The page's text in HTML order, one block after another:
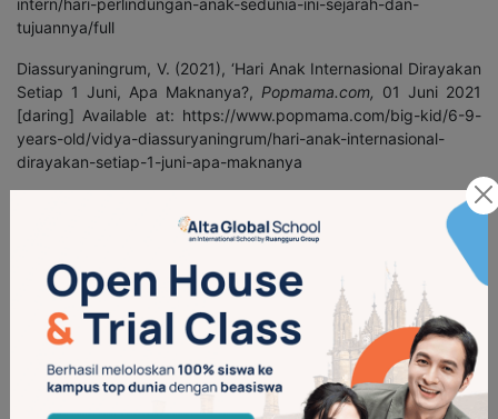
intern/hari-perlindungan-anak-sedunia-ini-sejarah-dan-
tujuannya/full
Diassuryaningrum, V. (2021), ‘Hari Anak Internasional Dirayakan
Setiap 1 Juni, Apa Maknanya?, Popmama.com, 01 Juni 2021
[daring] Available at: https://www.popmama.com/big-kid/6-9-
years-old/vidya-diassuryaningrum/hari-anak-internasional-
dirayakan-setiap-1-juni-apa-maknanya
Harismi, A. (2022), ‘Memahami Pentingnya Pendidikan Anak
Sehatq.com,21 Januari 2022 [daring]
Available at: https://www.sehatq.com/artikel/apa-sih-
pentingnya-pendidikan-anak-usia-dini
Fitria, L. ‘Hari Anak: 20 November, 1 Juni, atau 23
Juli?’,himtif.or.id,[daring] Available at:
https://www.himtif.or.id/2020/07/hari-anak-20-november-1-
juni-atau-23.html